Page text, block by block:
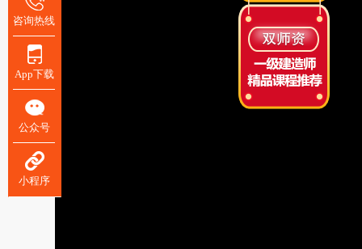
咨询热线
App下载
公众号
小程序